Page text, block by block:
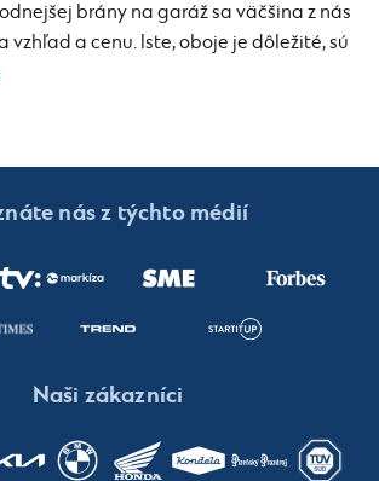
brány na garáž sa väčšina z nás
vzhľad a cenu. Iste, oboje je dôležité, sú
nás z týchto médií
Naši zákazníci